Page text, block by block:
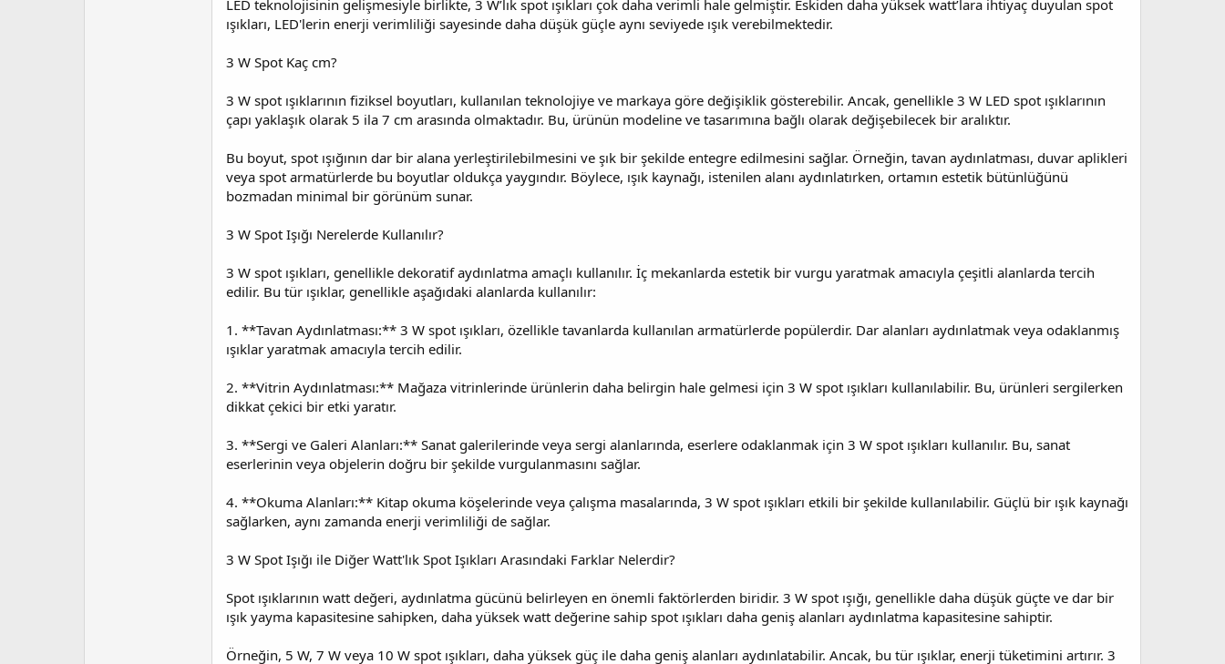
LED teknolojisinin gelişmesiyle birlikte, 3 W’lık spot ışıkları çok daha verimli hale gelmiştir. Eskiden daha yüksek watt’lara ihtiyaç duyulan spot
ışıkları, LED'lerin enerji verimliliği sayesinde daha düşük güçle aynı seviyede ışık verebilmektedir.
3 W Spot Kaç cm?
3 W spot ışıklarının fiziksel boyutları, kullanılan teknolojiye ve markaya göre değişiklik gösterebilir. Ancak, genellikle 3 W LED spot ışıklarının
çapı yaklaşık olarak 5 ila 7 cm arasında olmaktadır. Bu, ürünün modeline ve tasarımına bağlı olarak değişebilecek bir aralıktır.
Bu boyut, spot ışığının dar bir alana yerleştirilebilmesini ve şık bir şekilde entegre edilmesini sağlar. Örneğin, tavan aydınlatması, duvar aplikleri
veya spot armatürlerde bu boyutlar oldukça yaygındır. Böylece, ışık kaynağı, istenilen alanı aydınlatırken, ortamın estetik bütünlüğünü
bozmadan minimal bir görünüm sunar.
3 W Spot Işığı Nerelerde Kullanılır?
3 W spot ışıkları, genellikle dekoratif aydınlatma amaçlı kullanılır. İç mekanlarda estetik bir vurgu yaratmak amacıyla çeşitli alanlarda tercih
edilir. Bu tür ışıklar, genellikle aşağıdaki alanlarda kullanılır:
1. **Tavan Aydınlatması:** 3 W spot ışıkları, özellikle tavanlarda kullanılan armatürlerde popülerdir. Dar alanları aydınlatmak veya odaklanmış
ışıklar yaratmak amacıyla tercih edilir.
2. **Vitrin Aydınlatması:** Mağaza vitrinlerinde ürünlerin daha belirgin hale gelmesi için 3 W spot ışıkları kullanılabilir. Bu, ürünleri sergilerken
dikkat çekici bir etki yaratır.
3. **Sergi ve Galeri Alanları:** Sanat galerilerinde veya sergi alanlarında, eserlere odaklanmak için 3 W spot ışıkları kullanılır. Bu, sanat
eserlerinin veya objelerin doğru bir şekilde vurgulanmasını sağlar.
4. **Okuma Alanları:** Kitap okuma köşelerinde veya çalışma masalarında, 3 W spot ışıkları etkili bir şekilde kullanılabilir. Güçlü bir ışık kaynağı
sağlarken, aynı zamanda enerji verimliliği de sağlar.
3 W Spot Işığı ile Diğer Watt'lık Spot Işıkları Arasındaki Farklar Nelerdir?
Spot ışıklarının watt değeri, aydınlatma gücünü belirleyen en önemli faktörlerden biridir. 3 W spot ışığı, genellikle daha düşük güçte ve dar bir
ışık yayma kapasitesine sahipken, daha yüksek watt değerine sahip spot ışıkları daha geniş alanları aydınlatma kapasitesine sahiptir.
Örneğin, 5 W, 7 W veya 10 W spot ışıkları, daha yüksek güç ile daha geniş alanları aydınlatabilir. Ancak, bu tür ışıklar, enerji tüketimini artırır. 3